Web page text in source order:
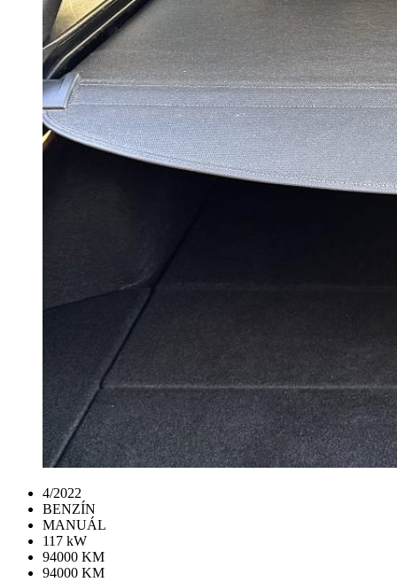
4/2022
BENZÍN
MANUÁL
117 kW
94000 KM
94000 KM